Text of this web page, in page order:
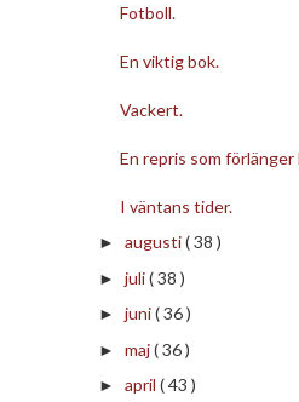
Fotboll.
En viktig bok.
Vackert.
En repris som förlänger
I väntans tider.
► augusti( 38 )
► juli( 38 )
► juni( 36 )
► maj( 36 )
► april ( 43 )